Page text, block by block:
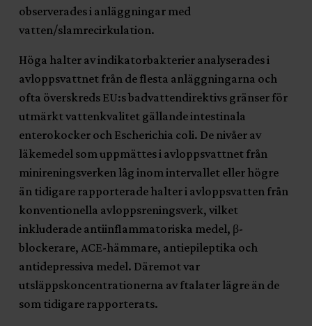
observerades i anläggningar med
vatten/slamrecirkulation.
Höga halter av indikatorbakterier analyserades i
avloppsvattnet från de flesta anläggningarna och
ofta överskreds EU:s badvattendirektivs gränser för
utmärkt vattenkvalitet gällande intestinala
enterokocker och Escherichia coli. De nivåer av
läkemedel som uppmättes i avloppsvattnet från
minireningsverken låg inom intervallet eller högre
än tidigare rapporterade halter i avloppsvatten från
konventionella avloppsreningsverk, vilket
inkluderade antiinflammatoriska medel, β-
blockerare, ACE-hämmare, antiepileptika och
antidepressiva medel. Däremot var
utsläppskoncentrationerna av ftalater lägre än de
som tidigare rapporterats.